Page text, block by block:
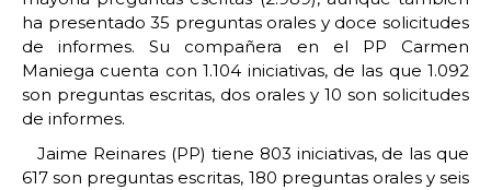
ha presentado 35 preguntas orales y doce solicitudes
de informes. Su compañera en el PP Carmen
Maniega cuenta con 1.104 iniciativas, de las que 1.092
son preguntas escritas, dos orales y 10 son solicitudes
de informes.
Jaime Reinares (PP) tiene 803 iniciativas, de las que
617 son preguntas escritas, 180 preguntas orales y seis